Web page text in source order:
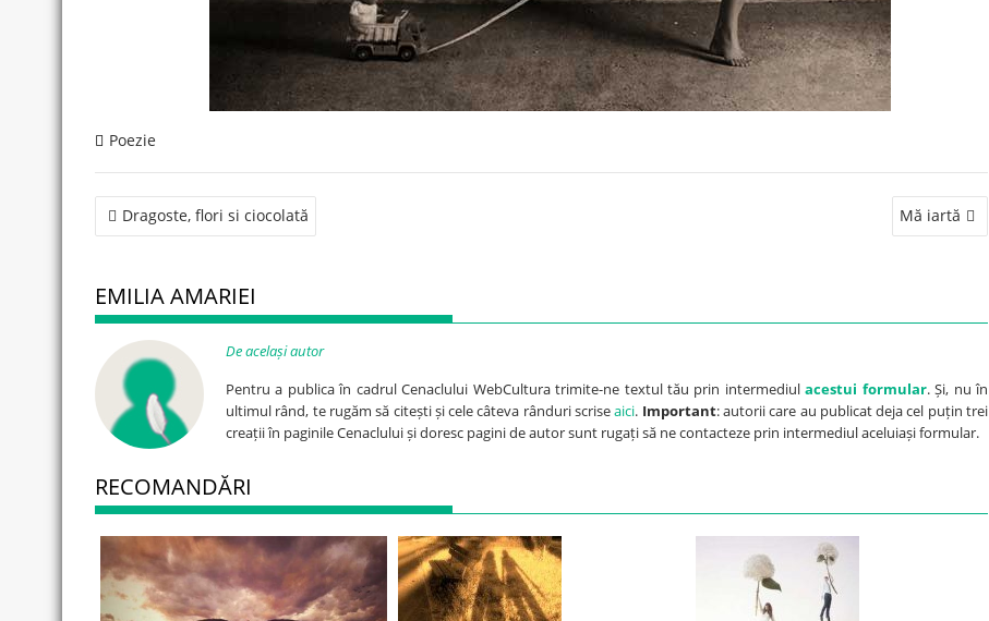
Poezie
Post
navigation
Dragoste, flori si ciocolată Mă iartă
EMILIA AMARIEI
De același autor
Pentru a publica în cadrul Cenaclului WebCultura trimite-ne textul tău prin intermediulacestui formular. Și, nu în
ultimul rând, te rugăm să citești și cele câteva rânduri scriseaici. Important: autorii care au publicat deja cel puțin trei
creații în paginile Cenaclului și doresc pagini de autor sunt rugați să ne contacteze prin intermediul aceluiași formular.
RECOMANDĂRI